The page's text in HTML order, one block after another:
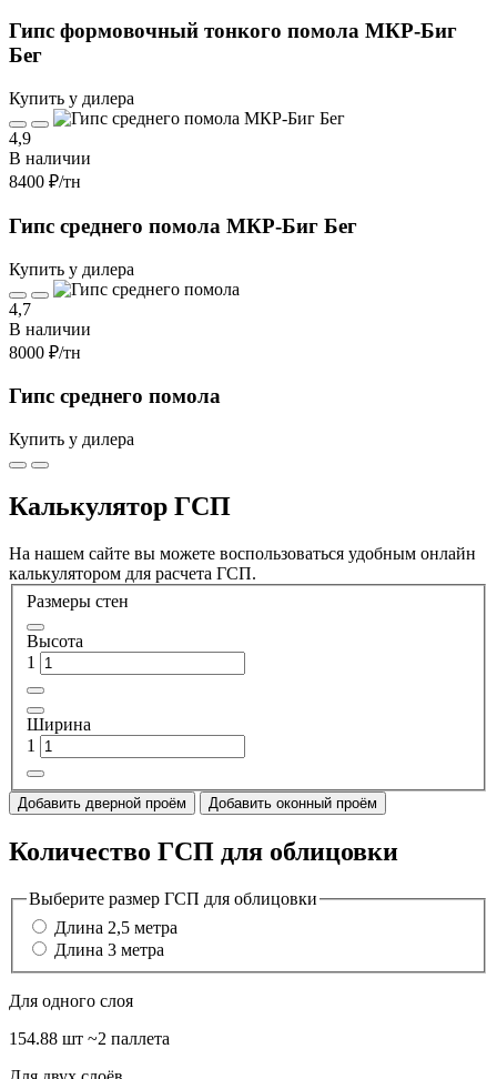
Гипс формовочный тонкого помола МКР-Биг
Бег
Купить у дилера
4,9
В наличии
8400 ₽/тн
Гипс среднего помола МКР-Биг Бег
Купить у дилера
4,7
В наличии
8000 ₽/тн
Гипс среднего помола
Купить у дилера
Калькулятор ГСП
На нашем сайте вы можете воспользоваться удобным онлайн
калькулятором для расчета ГСП.
Размеры стен
Высота
1
Ширина
1
Добавить дверной проём Добавить оконный проём
Количество ГСП для облицовки
Выберите размер ГСП для облицовки
Длина 2,5 метра
Длина 3 метра
Для одного слоя
154.88 шт ~2 паллета